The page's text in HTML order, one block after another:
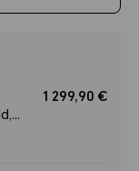
1 299,90 €